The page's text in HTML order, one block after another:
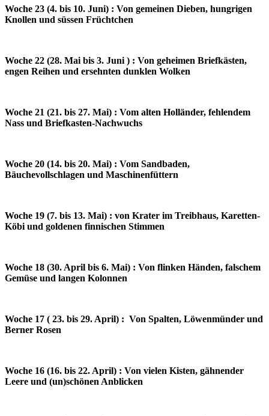
Woche 23 (4. bis 10. Juni) : Von gemeinen Dieben, hungrigen
Knollen und süssen Früchtchen
Woche 22 (28. Mai bis 3. Juni ) : Von geheimen Briefkästen,
engen Reihen und ersehnten dunklen Wolken
Woche 21 (21. bis 27. Mai) : Vom alten Holländer, fehlendem
Nass und Briefkasten-Nachwuchs
Woche 20 (14. bis 20. Mai) : Vom Sandbaden,
Bäuchevollschlagen und Maschinenfüttern
Woche 19 (7. bis 13. Mai) : von Krater im Treibhaus, Karetten-
Köbi und goldenen finnischen Stimmen
Woche 18 (30. April bis 6. Mai) : Von flinken Händen, falschem
Gemüse und langen Kolonnen
Woche 17 ( 23. bis 29. April) : Von Spalten, Löwenmünder und
Berner Rosen
Woche 16 (16. bis 22. April) : Von vielen Kisten, gähnender
Leere und (un)schönen Anblicken